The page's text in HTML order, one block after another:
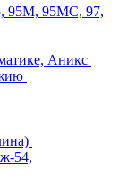
95М, 95МС, 97,
Аникс
54,